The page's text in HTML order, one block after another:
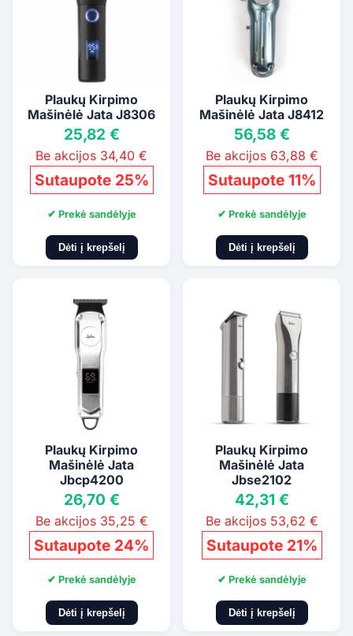
Plaukų Kirpimo
Mašinėlė Jata J8306
25,82 €
Be akcijos 34,40 €
Sutaupote 25%
✔ Prekė sandėlyje
Dėti į krepšelį
Plaukų Kirpimo
Mašinėlė Jata J8412
56,58 €
Be akcijos 63,88 €
Sutaupote 11%
✔ Prekė sandėlyje
Dėti į krepšelį
Plaukų Kirpimo
Mašinėlė Jata
Jbcp4200
26,70 €
Be akcijos 35,25 €
Sutaupote 24%
✔ Prekė sandėlyje
Dėti į krepšelį
Plaukų Kirpimo
Mašinėlė Jata
Jbse2102
42,31 €
Be akcijos 53,62 €
Sutaupote 21%
✔ Prekė sandėlyje
Dėti į krepšelį